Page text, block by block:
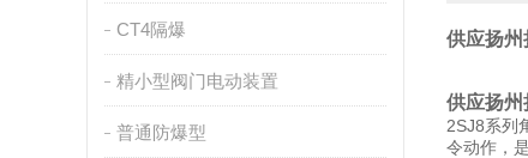
CT4隔爆
精小型阀门电动装置
普通防爆型
供应扬
供应扬
2SJ8系列
令动作，